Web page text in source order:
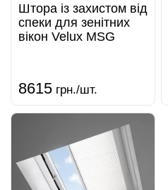
Штора із захистом від
спеки для зенітних
вікон Velux MSG
8615 грн./шт.